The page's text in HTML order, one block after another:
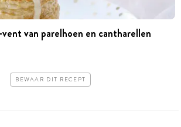
van parelhoen en cantharellen
BEWAAR DIT RECEPT